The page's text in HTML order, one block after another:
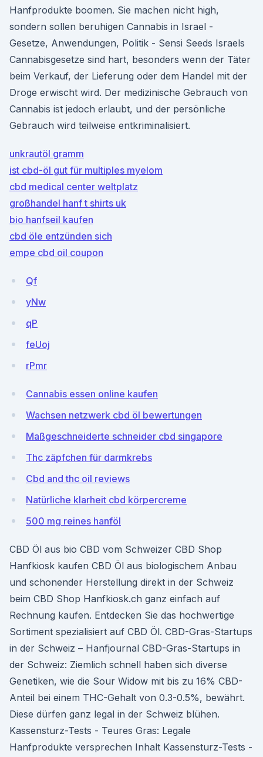
Hanfprodukte boomen. Sie machen nicht high,
sondern sollen beruhigen Cannabis in Israel -
Gesetze, Anwendungen, Politik - Sensi Seeds Israels
Cannabisgesetze sind hart, besonders wenn der Täter
beim Verkauf, der Lieferung oder dem Handel mit der
Droge erwischt wird. Der medizinische Gebrauch von
Cannabis ist jedoch erlaubt, und der persönliche
Gebrauch wird teilweise entkriminalisiert.
unkrautöl gramm
ist cbd-öl gut für multiples myelom
cbd medical center weltplatz
großhandel hanf t shirts uk
bio hanfseil kaufen
cbd öle entzünden sich
empe cbd oil coupon
Qf
yNw
qP
feUoj
rPmr
Cannabis essen online kaufen
Wachsen netzwerk cbd öl bewertungen
Maßgeschneiderte schneider cbd singapore
Thc zäpfchen für darmkrebs
Cbd and thc oil reviews
Natürliche klarheit cbd körpercreme
500 mg reines hanföl
CBD Öl aus bio CBD vom Schweizer CBD Shop
Hanfkiosk kaufen CBD Öl aus biologischem Anbau
und schonender Herstellung direkt in der Schweiz
beim CBD Shop Hanfkiosk.ch ganz einfach auf
Rechnung kaufen. Entdecken Sie das hochwertige
Sortiment spezialisiert auf CBD Öl. CBD-Gras-Startups
in der Schweiz – Hanfjournal CBD-Gras-Startups in
der Schweiz: Ziemlich schnell haben sich diverse
Genetiken, wie die Sour Widow mit bis zu 16% CBD-
Anteil bei einem THC-Gehalt von 0.3-0.5%, bewährt.
Diese dürfen ganz legal in der Schweiz blühen.
Kassensturz-Tests - Teures Gras: Legale
Hanfprodukte versprechen Inhalt Kassensturz-Tests -